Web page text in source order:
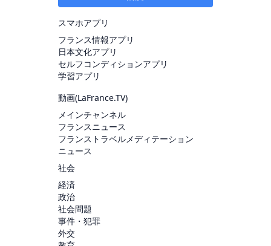
スマホアプリ
フランス情報アプリ
日本文化アプリ
セルフコンディションアプリ
学習アプリ
動画(LaFrance.TV)
メインチャンネル
フランスニュース
フランストラベルメディテーション
ニュース
社会
経済
政治
社会問題
事件・犯罪
外交